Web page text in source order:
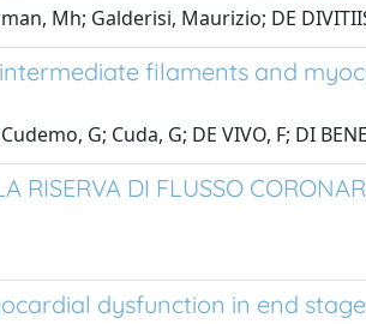
Mh; Galderisi, Maurizio; DE
filaments and
G; Cuda, G; DE VIVO, F; DI
RISERVA DI FLUSSO
dysfunction in end